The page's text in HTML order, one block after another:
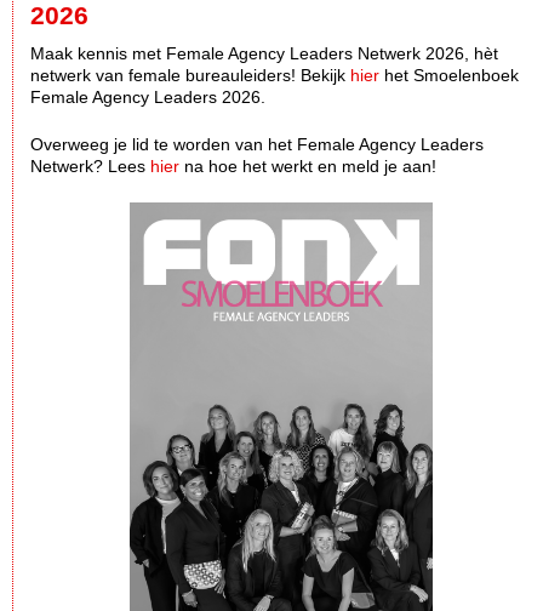
2026
Maak kennis met Female Agency Leaders Netwerk 2026, hèt
netwerk van female bureauleiders! Bekijk hier het Smoelenboek
Female Agency Leaders 2026.
Overweeg je lid te worden van het Female Agency Leaders
Netwerk? Lees hier na hoe het werkt en meld je aan!